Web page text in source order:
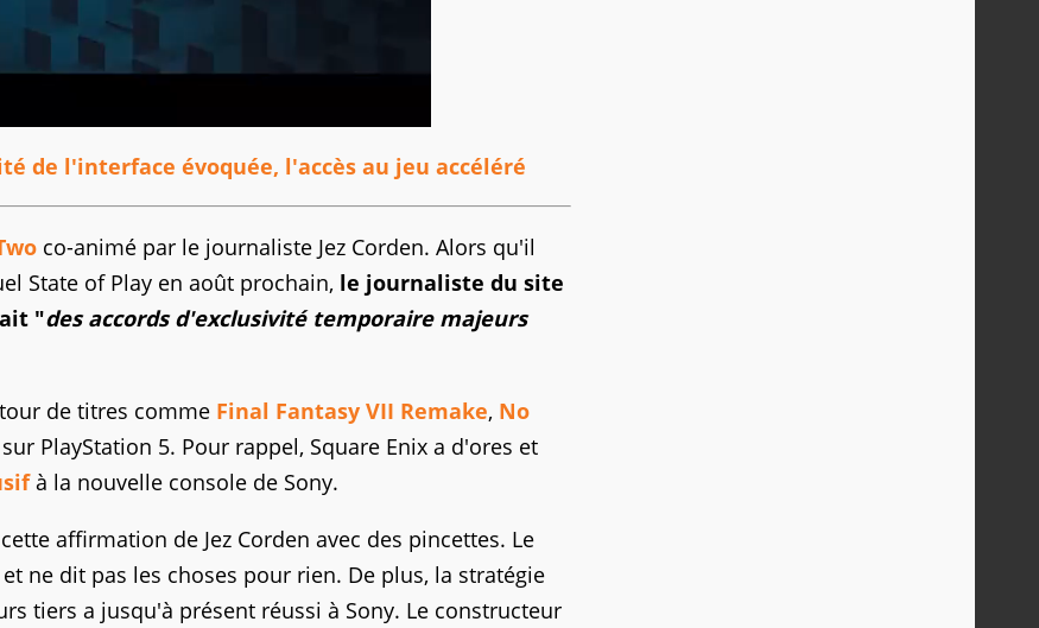
de l'interface évoquée, l'accès au jeu accéléré
co-animé par le journaliste Jez Corden. Alors qu'il
State of Play en août prochain, le journaliste du site
"des accords d'exclusivité temporaire majeurs
de titres comme Final Fantasy VII Remake, No
PlayStation 5. Pour rappel, Square Enix a d'ores et
à la nouvelle console de Sony.
affirmation de Jez Corden avec des pincettes. Le
ne dit pas les choses pour rien. De plus, la stratégie
tiers a jusqu'à présent réussi à Sony. Le constructeur